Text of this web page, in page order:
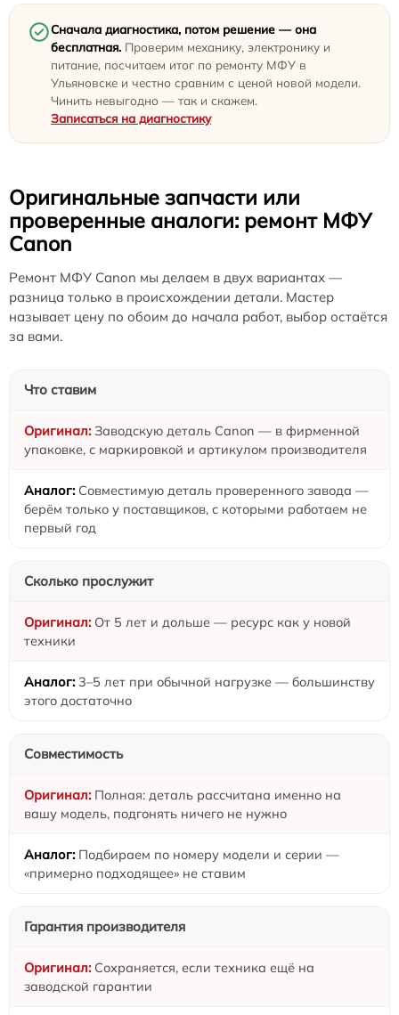
Сначала диагностика, потом решение — она
бесплатная. Проверим механику, электронику и
питание, посчитаем итог по ремонту МФУ в
Ульяновске и честно сравним с ценой новой модели.
Чинить невыгодно — так и скажем.
Записаться на диагностику
Оригинальные запчасти или
проверенные аналоги: ремонт МФУ
Canon
Ремонт МФУ Canon мы делаем в двух вариантах —
разница только в происхождении детали. Мастер
называет цену по обоим до начала работ, выбор остаётся
за вами.
Что ставим
Заводскую деталь Canon — в фирменной
упаковке, с маркировкой и артикулом производителя
Совместимую деталь проверенного завода —
берём только у поставщиков, с которыми работаем не
первый год
Сколько прослужит
От 5 лет и дольше — ресурс как у новой
техники
3–5 лет при обычной нагрузке — большинству
этого достаточно
Совместимость
Полная: деталь рассчитана именно на
вашу модель, подгонять ничего не нужно
Подбираем по номеру модели и серии —
«примерно подходящее» не ставим
Гарантия производителя
Сохраняется, если техника ещё на
заводской гарантии